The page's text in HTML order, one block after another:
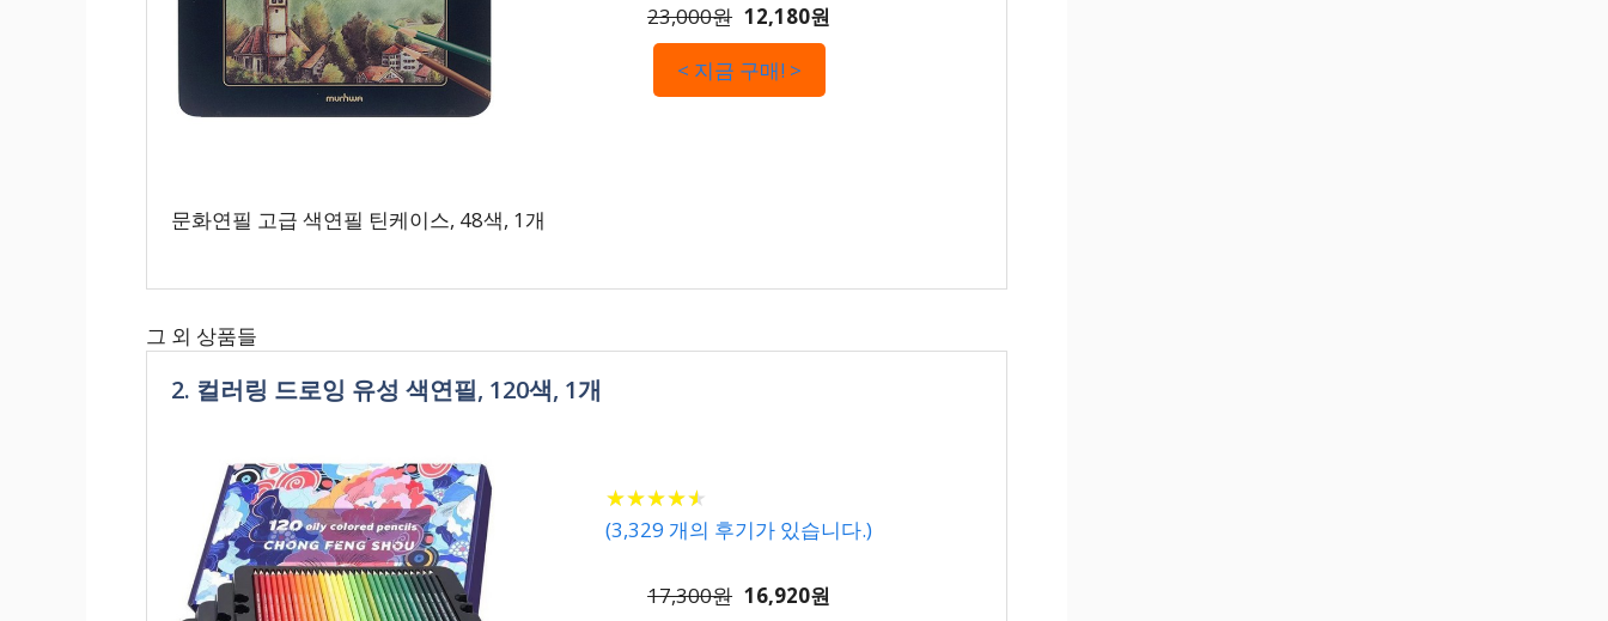
23,000원 12,180원
< 지금 구매! >
문화연필 고급 색연필 틴케이스, 48색, 1개
그 외 상품들
2. 컬러링 드로잉 유성 색연필, 120색, 1개
★★★★★
★★★★★
(3,329 개의 후기가 있습니다.)
17,300원 16,920원